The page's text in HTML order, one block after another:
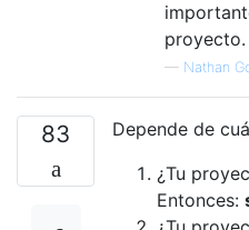
proyecto.
— Nathan
83
Depende de
¿Tu
Entonces: